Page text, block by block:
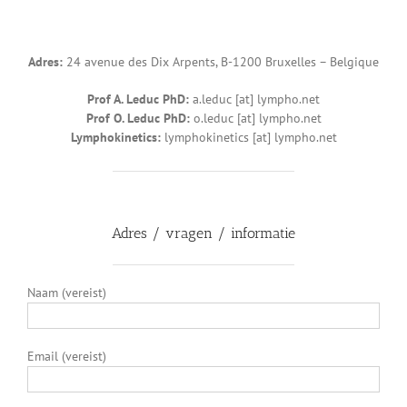
Adres: 24 avenue des Dix Arpents, B-1200 Bruxelles – Belgique
Prof A. Leduc PhD: a.leduc [at] lympho.net
Prof O. Leduc PhD:o.leduc [at] lympho.net
Lymphokinetics:lymphokinetics [at] lympho.net
Adres / vragen / informatie
Naam (vereist)
Email (vereist)